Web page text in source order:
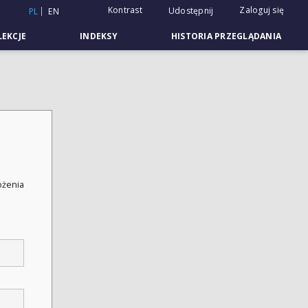
PL EN Kontrast Udostępnij Zaloguj się
INDEKSY HISTORIA PRZEGLĄDANIA